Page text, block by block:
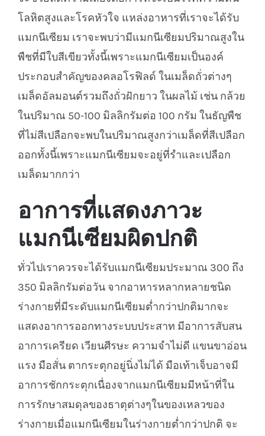
โลหิตสูงและโรคหัวใจ แหล่งอาหารที่เราจะได้รับ
แมกนีเซียม เราจะพบว่ามีแมกนีเซียมปริมาณสูงใน
พืชที่มีใบสีเขียวทั้งนี้เพราะแมกนีเซียมเป็นองค์
ประกอบสำคัญของคลอโรฟิลด์ ในเมล็ดถั่วต่างๆ
เมล็ดอัลมอนต์รวมถึงถั่วฝักยาว ในผลไม้ เช่น กล้วย
ในปริมาณ 50-100 มิลลิกรัมต่อ 100 กรัม ในธัญพืช
ที่ไม่สีเปลือกจะพบในปริมาณสูงกว่าเมล็ดที่สีเปลือก
ออกทั้งนี้เพราะแมกนีเซียมจะอยู่ที่รำและเปลือก
เมล็ดมากกว่า
อาการที่แสดงภาวะ
แมกนีเซียมผิดปกติ
ทั่วไปเราควรจะได้รับแมกนีเซียมประมาณ 300 ถึง
350 มิลลิกรัมต่อวัน จากอาหารหลากหลายชนิด
ร่างกายที่มีระดับแมกนีเซียมต่ำกว่าปกติมากจะ
แสดงอาการออกทางระบบประสาท มีอาการสับสน
อาการเครียด เวียนศีรษะ ความจำไม่ดี แขนขาอ่อน
แรง มือสั่น ตากระตุกอยู่นิ่งไม่ได้ มือเท้าเจ็บอาจมี
อาการชักกระตุกเนื่องจากแมกนีเซียมมีหน้าที่ใน
การรักษาสมดุลของธาตุต่างๆในของเหลวของ
ร่างกายเมื่อแมกนีเซียมในร่างกายต่ำกว่าปกติ จะ